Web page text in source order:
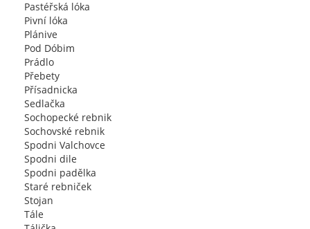
Pastéřská lóka
Pivní lóka
Plánive
Pod Dóbim
Prádlo
Přebety
Přísadnicka
Sedlačka
Sochopecké rebnik
Sochovské rebnik
Spodni Valchovce
Spodni dile
Spodni padělka
Staré rebniček
Stojan
Tále